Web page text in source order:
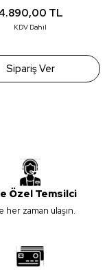
TL
KDV Dahil
Sipariş Ver
Özel Temsilci
her zaman ulaşın.